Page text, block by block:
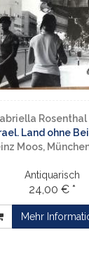
Rosenthal
Land ohne
Moos,
Antiquarisch
24,00 € *
Mehr